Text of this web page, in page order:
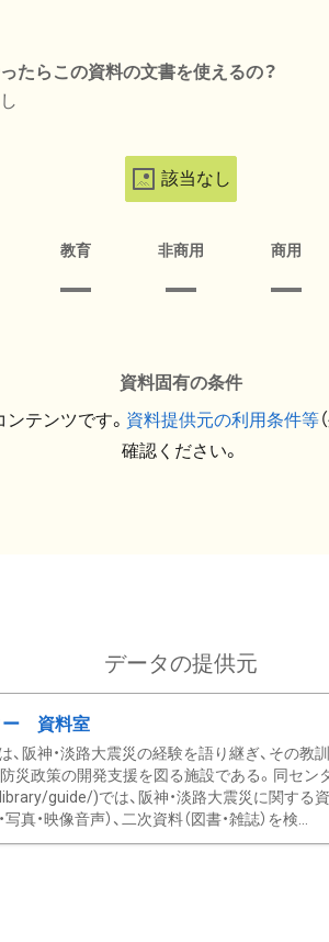
たらこの資料の文書を使えるの？
該当なし
教育 非商用 商用
資料固有の条件
テンツです。 資料提供元の利用条件等
確認ください。
データの提供元
ー 資料室
、阪神・淡路大震災の経験を語り継ぎ、その
防災政策の開発支援を図る施設である。同セン
guide/)では、阪神・淡路大震災に関する
真・映像音声）、二次資料（図書・雑誌）を検...